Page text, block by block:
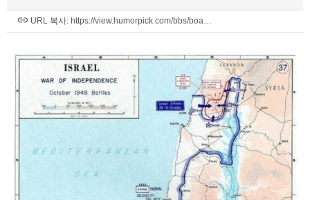
URL 복사: https://view.humorpick.com/bbs/boa…